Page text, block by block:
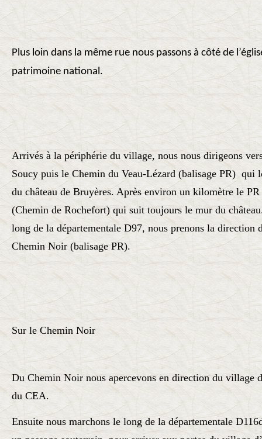
Plus loin dans la même rue nous passons à côté de
patrimoine national.
Arrivés à la périphérie du village, nous nous dirigeons
Soucy puis le Chemin du Veau-Lézard (balisage PR) qui
du château de Bruyères. Après environ un kilomètre le
(Chemin de Rochefort) qui suit toujours le mur du
long de la départementale D97, nous prenons la direction
Chemin Noir (balisage PR).
Sur le Chemin Noir
Du Chemin Noir nous apercevons en direction du village
du CEA.
Ensuite nous marchons le long de la départementale